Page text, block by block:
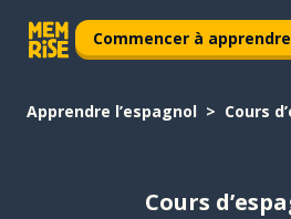
Commencer à apprendre
Apprendre l’espagnol Cours
Cours